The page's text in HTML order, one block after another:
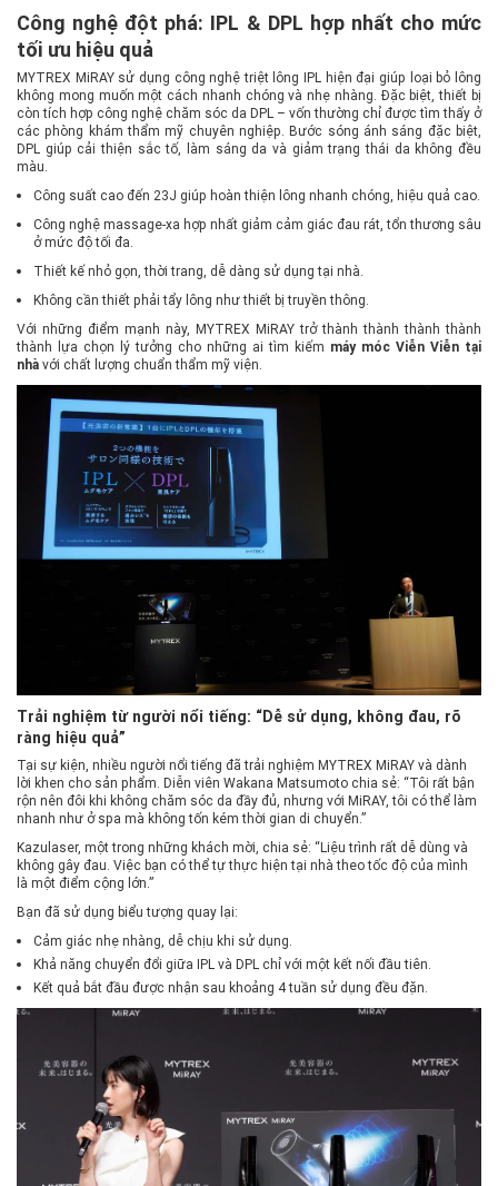
Công nghệ đột phá: IPL & DPL hợp nhất cho mức
tối ưu hiệu quả
MYTREX MiRAY sử dụng công nghệ triệt lông IPL hiện đại giúp loại bỏ lông
không mong muốn một cách nhanh chóng và nhẹ nhàng. Đặc biệt, thiết bị
còn tích hợp công nghệ chăm sóc da DPL – vốn thường chỉ được tìm thấy ở
các phòng khám thẩm mỹ chuyên nghiệp. Bước sóng ánh sáng đặc biệt,
DPL giúp cải thiện sắc tố, làm sáng da và giảm trạng thái da không đều
màu.
Công suất cao đến 23J giúp hoàn thiện lông nhanh chóng, hiệu quả cao.
Công nghệ massage-xa hợp nhất giảm cảm giác đau rát, tổn thương sâu
ở mức độ tối đa.
Thiết kế nhỏ gọn, thời trang, dễ dàng sử dụng tại nhà.
Không cần thiết phải tẩy lông như thiết bị truyền thông.
Với những điểm mạnh này, MYTREX MiRAY trở thành thành thành thành
thành lựa chọn lý tưởng cho những ai tìm kiếm máy móc Viễn Viễn tại
nhà với chất lượng chuẩn thẩm mỹ viện.
Trải nghiệm từ người nổi tiếng: “Dễ sử dụng, không đau, rõ
ràng hiệu quả”
Tại sự kiện, nhiều người nổi tiếng đã trải nghiệm MYTREX MiRAY và dành
lời khen cho sản phẩm. Diễn viên Wakana Matsumoto chia sẻ: “Tôi rất bận
rộn nên đôi khi không chăm sóc da đầy đủ, nhưng với MiRAY, tôi có thể làm
nhanh như ở spa mà không tốn kém thời gian di chuyển.”
Kazulaser, một trong những khách mời, chia sẻ: “Liệu trình rất dễ dùng và
không gây đau. Việc bạn có thể tự thực hiện tại nhà theo tốc độ của mình
là một điểm cộng lớn.”
Bạn đã sử dụng biểu tượng quay lại:
Cảm giác nhẹ nhàng, dễ chịu khi sử dụng.
Khả năng chuyển đổi giữa IPL và DPL chỉ với một kết nối đầu tiên.
Kết quả bắt đầu được nhận sau khoảng 4 tuần sử dụng đều đặn.